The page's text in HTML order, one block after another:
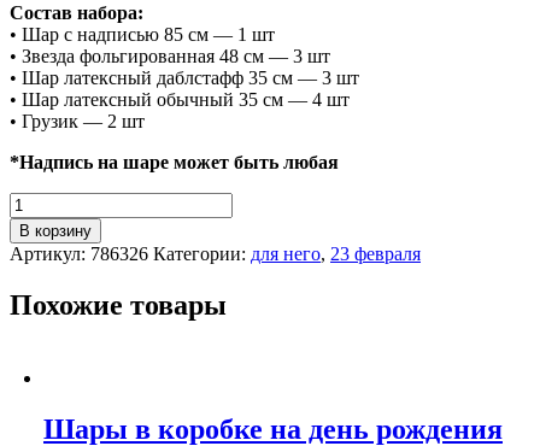
Состав набора:
• Шар c надписью 85 см — 1 шт
• Звезда фольгированная 48 см — 3 шт
• Шар латексный даблстафф 35 см — 3 шт
• Шар латексный обычный 35 см — 4 шт
• Грузик — 2 шт
*Надпись на шаре может быть любая
Количество
НАБОР
ШАРОВ
"МОЯ
В корзину
Артикул: 786326 Категории: для него, 23 февраля
Похожие товары
Шары в коробке на день рождения